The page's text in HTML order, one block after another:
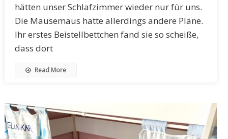
hätten unser Schlafzimmer wieder nur für uns.
Die Mausemaus hatte allerdings andere Pläne.
Ihr erstes Beistellbettchen fand sie so scheiße,
dass dort
Read More